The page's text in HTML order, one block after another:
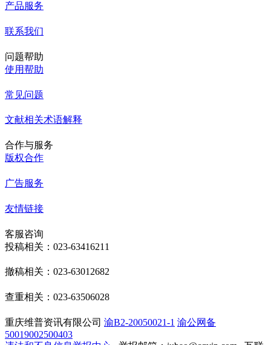
产品服务
联系我们
问题帮助
使用帮助
常见问题
文献相关术语解释
合作与服务
版权合作
广告服务
友情链接
客服咨询
投稿相关：023-63416211
撤稿相关：023-63012682
查重相关：023-63506028
重庆维普资讯有限公司 渝B2-20050021-1 渝公网备
50019002500403